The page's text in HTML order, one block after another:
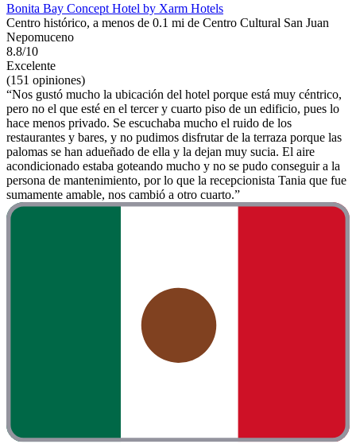
Bonita Bay Concept Hotel by Xarm Hotels
Centro histórico, a menos de 0.1 mi de Centro Cultural San Juan
Nepomuceno
8.8/10
Excelente
(151 opiniones)
“Nos gustó mucho la ubicación del hotel porque está muy céntrico,
pero no el que esté en el tercer y cuarto piso de un edificio, pues lo
hace menos privado. Se escuchaba mucho el ruido de los
restaurantes y bares, y no pudimos disfrutar de la terraza porque las
palomas se han adueñado de ella y la dejan muy sucia. El aire
acondicionado estaba goteando mucho y no se pudo conseguir a la
persona de mantenimiento, por lo que la recepcionista Tania que fue
sumamente amable, nos cambió a otro cuarto.”